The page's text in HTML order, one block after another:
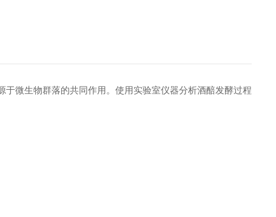
微生物群落的共同作用。使用实验室仪器分析酒醅发酵过程